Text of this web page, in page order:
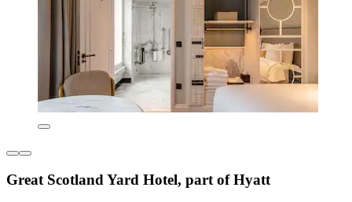
Great Scotland Yard Hotel, part of Hyatt